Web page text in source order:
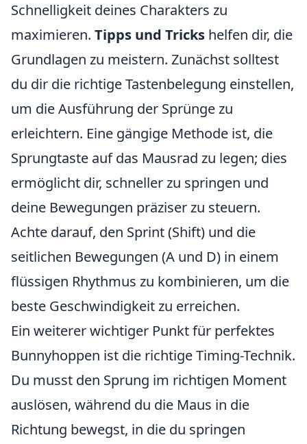
Schnelligkeit deines Charakters zu
maximieren. Tipps und Tricks helfen dir, die
Grundlagen zu meistern. Zunächst solltest
du dir die richtige Tastenbelegung einstellen,
um die Ausführung der Sprünge zu
erleichtern. Eine gängige Methode ist, die
Sprungtaste auf das Mausrad zu legen; dies
ermöglicht dir, schneller zu springen und
deine Bewegungen präziser zu steuern.
Achte darauf, den Sprint (Shift) und die
seitlichen Bewegungen (A und D) in einem
flüssigen Rhythmus zu kombinieren, um die
beste Geschwindigkeit zu erreichen.
Ein weiterer wichtiger Punkt für perfektes
Bunnyhoppen ist die richtige Timing-Technik.
Du musst den Sprung im richtigen Moment
auslösen, während du die Maus in die
Richtung bewegst, in die du springen